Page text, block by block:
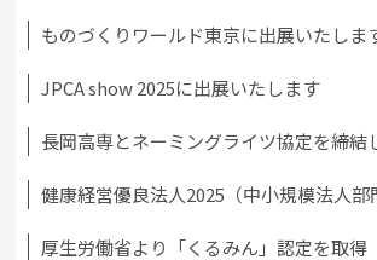
ものづくりワールド東京に出展いたしま
JPCA show 2025に出展いたします
長岡高専とネーミングライツ協定を締結
健康経営優良法人2025（中小規模法人部
厚生労働省より「くるみん」認定を取得